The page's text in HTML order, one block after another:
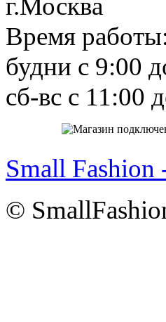
г.Москва
Время
будни с 9:00
сб-вс с 11:00
Small Fashion
©